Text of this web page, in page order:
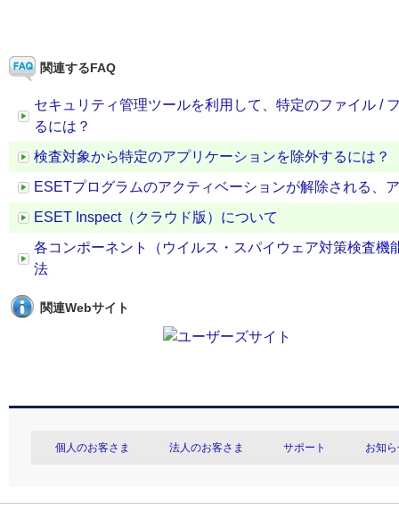
関連するFAQ
セキュリティ管理ツールを利用して、特定のファイル /
るには？
検査対象から特定のアプリケーションを除外するには？
ESETプログラムのアクティベーションが解除される、
ESET Inspect（クラウド版）について
各コンポーネント（ウイルス・スパイウェア対策検査
法
関連Webサイト
個人のお客さま 法人のお客さま サポート お知